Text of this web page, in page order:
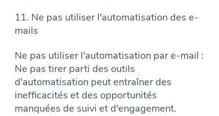
11. Ne pas utiliser l'automatisation des e-
mails
Ne pas utiliser l'automatisation par e-mail :
Ne pas tirer parti des outils
d'automatisation peut entraîner des
inefficacités et des opportunités
manquées de suivi et d'engagement.